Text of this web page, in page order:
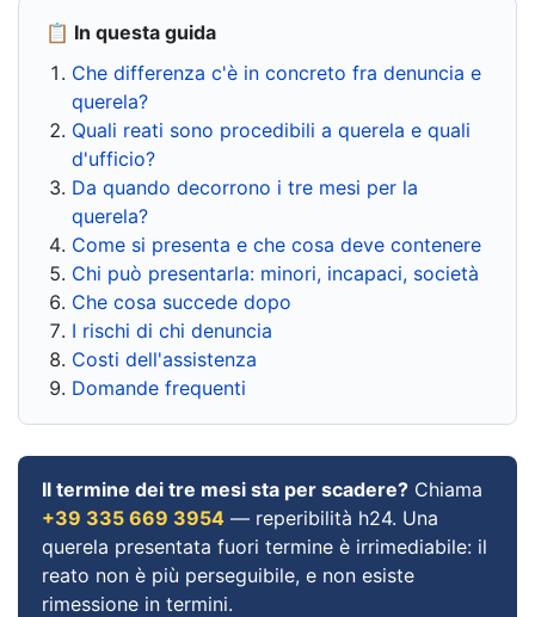
📋 In questa guida
Che differenza c'è in concreto fra denuncia e
querela?
Quali reati sono procedibili a querela e quali
d'ufficio?
Da quando decorrono i tre mesi per la
querela?
Come si presenta e che cosa deve contenere
Chi può presentarla: minori, incapaci, società
Che cosa succede dopo
I rischi di chi denuncia
Costi dell'assistenza
Domande frequenti
Il termine dei tre mesi sta per scadere? Chiama
+39 335 669 3954 — reperibilità h24. Una
querela presentata fuori termine è irrimediabile: il
reato non è più perseguibile, e non esiste
rimessione in termini.